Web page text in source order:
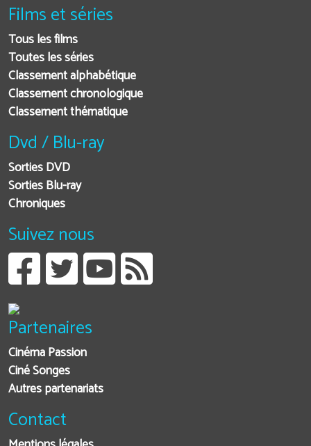
Films et séries
Tous les films
Toutes les séries
Classement alphabétique
Classement chronologique
Classement thématique
Dvd / Blu-ray
Sorties DVD
Sorties Blu-ray
Chroniques
Suivez nous
Partenaires
Cinéma Passion
Ciné Songes
Autres partenariats
Contact